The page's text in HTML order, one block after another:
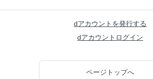
dアカウントを発行する
dアカウントログイン
ページトップへ